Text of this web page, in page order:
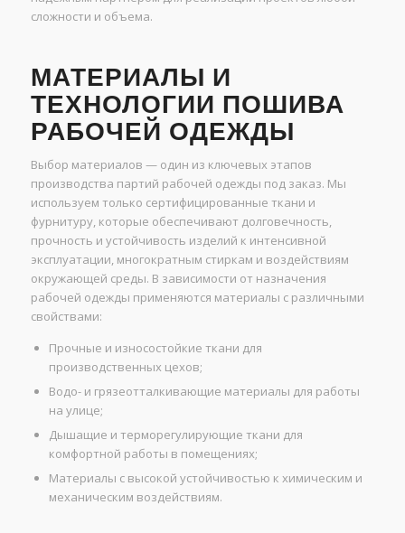
сложности и объема.
МАТЕРИАЛЫ И
ТЕХНОЛОГИИ ПОШИВА
РАБОЧЕЙ ОДЕЖДЫ
Выбор материалов — один из ключевых этапов
производства партий рабочей одежды под заказ. Мы
используем только сертифицированные ткани и
фурнитуру, которые обеспечивают долговечность,
прочность и устойчивость изделий к интенсивной
эксплуатации, многократным стиркам и воздействиям
окружающей среды. В зависимости от назначения
рабочей одежды применяются материалы с различными
свойствами:
Прочные и износостойкие ткани для
производственных цехов;
Водо- и грязеотталкивающие материалы для работы
на улице;
Дышащие и терморегулирующие ткани для
комфортной работы в помещениях;
Материалы с высокой устойчивостью к химическим и
механическим воздействиям.